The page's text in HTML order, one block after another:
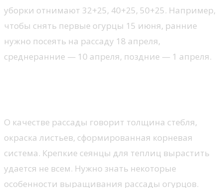
уборки отнимают 32+25, 40+25, 50+25. Например,
чтобы снять первые огурцы 15 июня, ранние
нужно посеять на рассаду 18 апреля,
среднеранние — 10 апреля, поздние — 1 апреля.
О качестве рассады говорит толщина стебля,
окраска листьев, сформированная корневая
система. Крепкие сеянцы для теплиц вырастить
удается не всем. Нужно знать некоторые
особенности выращивания рассады огурцов.